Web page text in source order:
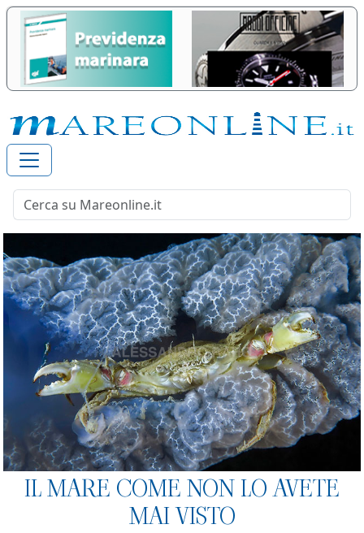
IL MARE COME NON LO AVETE
MAI VISTO